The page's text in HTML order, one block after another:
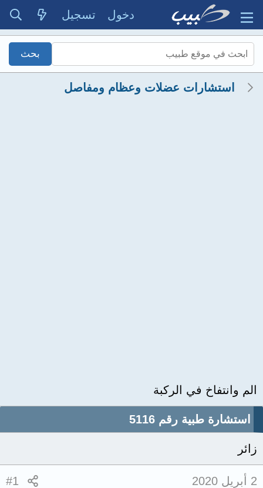
دخول تسجيل
استشارات عضلات وعظام ومفاصل
الم وانتفاخ في الركبة
استشارة طبية رقم 5116
زائر
2 أبريل 2020 #1